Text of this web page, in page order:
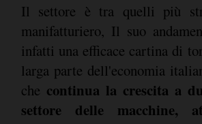
Il settore è tra quelli più
manifatturiero, Il suo
infatti una efficace cartina di
larga parte dell'economia
che continua la crescita a
settore delle macchine,